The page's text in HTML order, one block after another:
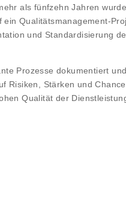
als fünfzehn Jahren
ein Qualitätsmanagement-
und Standardisierung
Prozesse dokumentiert
Risiken, Stärken und
Qualität der